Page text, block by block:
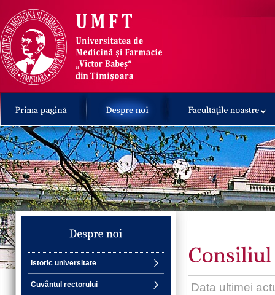
Istoric universitate
Cuvântul rectorului Data ultimei